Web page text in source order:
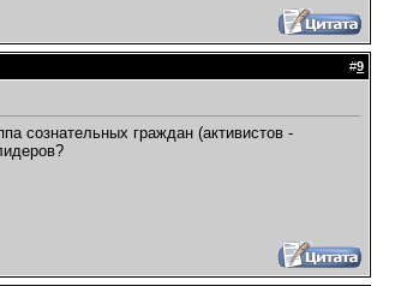
#9
сознательных граждан (активистов -